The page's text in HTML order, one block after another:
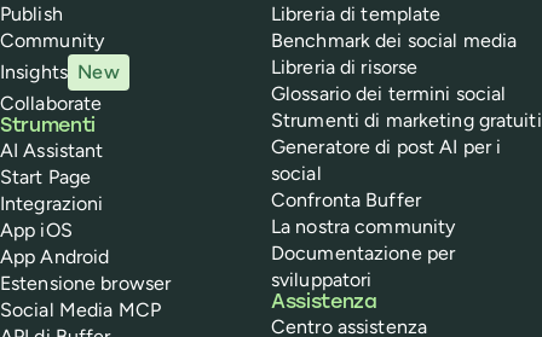
Publish
Community
Insights New
Collaborate
Strumenti
AI Assistant
Start Page
Integrazioni
App iOS
App Android
Estensione browser
Social Media MCP
Libreria di template
Benchmark dei social media
Libreria di risorse
Glossario dei termini social
Strumenti di marketing gratuiti
Generatore di post AI per i
social
Confronta Buffer
La nostra community
Documentazione per
sviluppatori
Assistenza
Centro assistenza